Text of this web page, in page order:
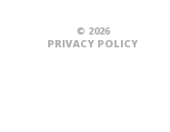
© 2026
PRIVACY POLICY